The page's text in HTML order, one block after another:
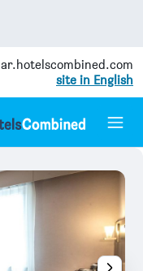
ar.hotelscombined.com
site in English